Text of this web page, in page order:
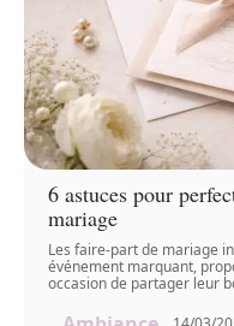
6 astuces pour
mariage
Les faire-part de mariage
événement marquant,
occasion de partager leur